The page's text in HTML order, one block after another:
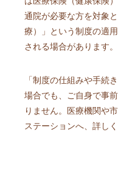
通院が必要な方を対象
療）」という制度の適
される場合があります。
「制度の仕組みや手続
場合でも、ご自身で事
りません。医療機関や
ステーションへ、詳し